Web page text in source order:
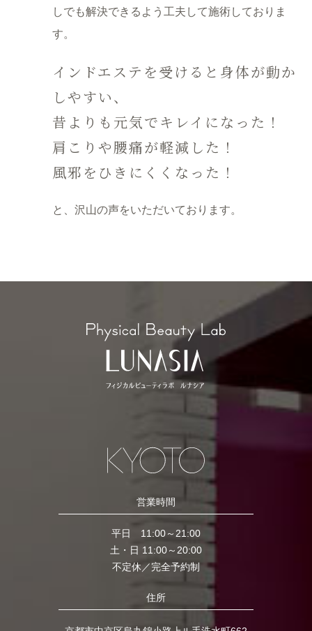
しでも解決できるよう工夫して施術しておりま
す。
インドエステを受けると身体が動か
しやすい、
昔よりも元気でキレイになった！
肩こりや腰痛が軽減した！
風邪をひきにくくなった！
と、沢山の声をいただいております。
営業時間
平日 11:00～21:00
土・日 11:00～20:00
不定休／完全予約制
住所